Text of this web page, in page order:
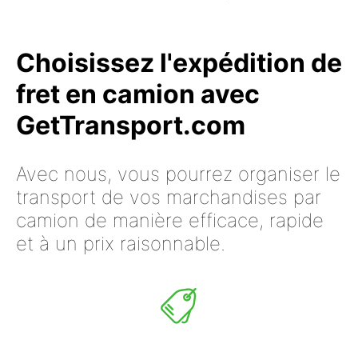
Choisissez l'expédition de
fret en camion avec
GetTransport.com
Avec nous, vous pourrez organiser le
transport de vos marchandises par
camion de manière efficace, rapide
et à un prix raisonnable.